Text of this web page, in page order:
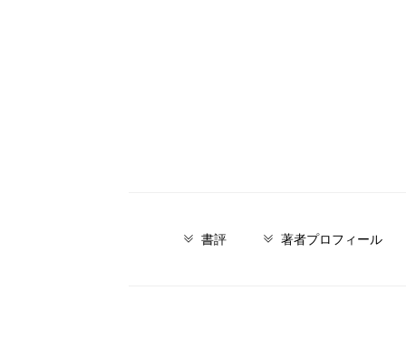
書評 著者プロフィール